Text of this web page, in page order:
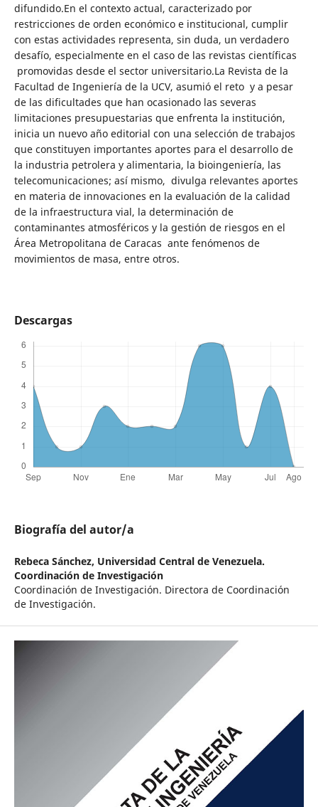
difundido.En el contexto actual, caracterizado por
restricciones de orden económico e institucional, cumplir
con estas actividades representa, sin duda, un verdadero
desafío, especialmente en el caso de las revistas científicas
promovidas desde el sector universitario.La Revista de la
Facultad de Ingeniería de la UCV, asumió el reto y a pesar
de las dificultades que han ocasionado las severas
limitaciones presupuestarias que enfrenta la institución,
inicia un nuevo año editorial con una selección de trabajos
que constituyen importantes aportes para el desarrollo de
la industria petrolera y alimentaria, la bioingeniería, las
telecomunicaciones; así mismo, divulga relevantes aportes
en materia de innovaciones en la evaluación de la calidad
de la infraestructura vial, la determinación de
contaminantes atmosféricos y la gestión de riesgos en el
Área Metropolitana de Caracas ante fenómenos de
movimientos de masa, entre otros.
Descargas
Biografía del autor/a
Rebeca Sánchez, Universidad Central de Venezuela.
Coordinación de Investigación
Coordinación de Investigación. Directora de Coordinación
de Investigación.